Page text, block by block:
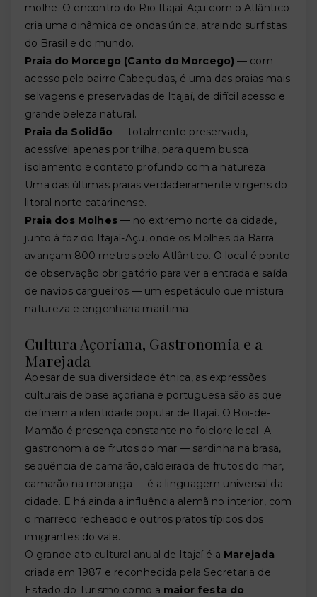
molhe. O encontro do Rio Itajaí-Açu com o Atlântico
cria uma dinâmica de ondas única, atraindo surfistas
do Brasil e do mundo.
Praia do Morcego (Canto do Morcego) — com
acesso pelo bairro Cabeçudas, é uma das praias mais
selvagens e preservadas de Itajaí, de difícil acesso e
grande beleza natural.
Praia da Solidão — totalmente preservada,
acessível apenas por trilha, para quem busca
isolamento e contato profundo com a natureza.
Uma das últimas praias verdadeiramente virgens do
litoral norte catarinense.
Praia dos Molhes — no extremo norte da cidade,
junto à foz do Itajaí-Açu, onde os Molhes da Barra
avançam 800 metros pelo Atlântico. O local é ponto
de observação obrigatório para ver a entrada e saída
de navios cargueiros — um espetáculo que mistura
natureza e engenharia marítima.
Cultura Açoriana, Gastronomia e a
Marejada
Apesar de sua diversidade étnica, as expressões
culturais de base açoriana e portuguesa são as que
definem a identidade popular de Itajaí. O Boi-de-
Mamão é presença constante no folclore local. A
gastronomia de frutos do mar — sardinha na brasa,
sequência de camarão, caldeirada de frutos do mar,
camarão na moranga — é a linguagem universal da
cidade. E há ainda a influência alemã no interior, com
o marreco recheado e outros pratos típicos dos
imigrantes do vale.
O grande ato cultural anual de Itajaí é a Marejada —
criada em 1987 e reconhecida pela Secretaria de
Estado do Turismo como a maior festa do